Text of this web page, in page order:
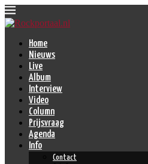
Home
Nieuws
Live
Album
Interview
Video
Column
Prijsvraag
Agenda
Info
Contact